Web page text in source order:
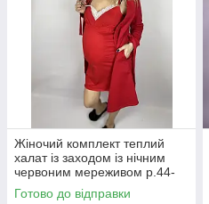
Жіночий комплект теплий
халат із заходом із нічним
червоним мереживом р.44-
58
Готово до відправки